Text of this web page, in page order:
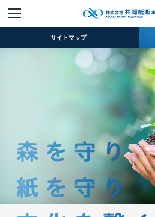
サイトマップ
ホーム
企業情報
ニュースリリ
取扱商品
IR情報